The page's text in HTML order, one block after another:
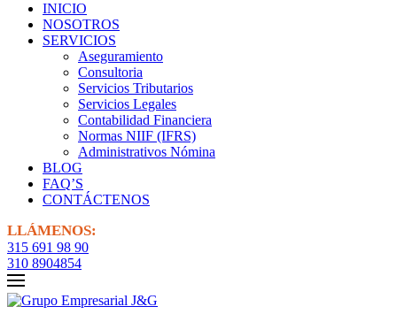
INICIO
NOSOTROS
SERVICIOS
Aseguramiento
Consultoria
Servicios Tributarios
Servicios Legales
Contabilidad Financiera
Normas NIIF (IFRS)
Administrativos Nómina
BLOG
FAQ’S
CONTÁCTENOS
LLÁMENOS:
315 691 98 90
310 8904854